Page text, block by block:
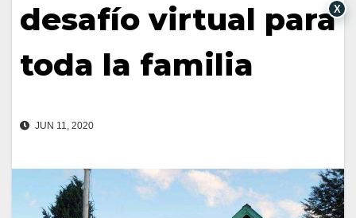
desafío virtual para
toda la familia
JUN 11, 2020
X